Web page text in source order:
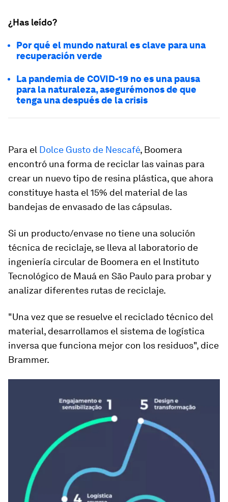
¿Has leído?
Por qué el mundo natural es clave para una
recuperación verde
La pandemia de COVID-19 no es una pausa
para la naturaleza, asegurémonos de que
tenga una después de la crisis
Para el Dolce Gusto de Nescafé, Boomera
encontró una forma de reciclar las vainas para
crear un nuevo tipo de resina plástica, que ahora
constituye hasta el 15% del material de las
bandejas de envasado de las cápsulas.
Si un producto/envase no tiene una solución
técnica de reciclaje, se lleva al laboratorio de
ingeniería circular de Boomera en el Instituto
Tecnológico de Mauá en São Paulo para probar y
analizar diferentes rutas de reciclaje.
"Una vez que se resuelve el reciclado técnico del
material, desarrollamos el sistema de logística
inversa que funciona mejor con los residuos", dice
Brammer.